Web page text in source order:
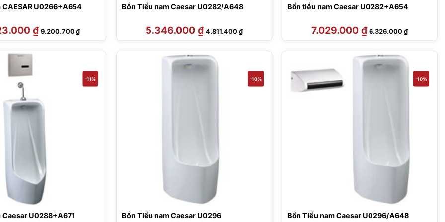
CAESAR U0266+A654
₫ Giá
gốc
là:
9.200.700₫Giá
hiện
tại
9.200.700 ₫.
Bồn Tiểu nam Caesar U0282/A648
5.346.000₫ Giá
gốc
là:
4.811.400₫Giá
hiện
tại
4.811.400 ₫.
Bồn tiểu nam Caesar U0282+A654
7.029.000₫ Giá
gốc
là:
6.326.000₫Giá
hiện
tại
6.326.000
-11%
Caesar U0288+A671
-10%
Bồn Tiểu nam Caesar U0296
-10%
Bồn Tiểu nam Caesar U0296/A648